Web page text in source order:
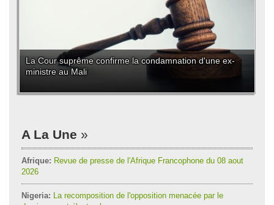
La Cour suprême confirme la condamnation d'une ex-
ministre au Mali
A La Une
Afrique: Revue de presse de l'Afrique Francophone du 08 aout
2026
Nigeria: La recomposition de l'opposition menacée par le